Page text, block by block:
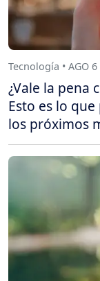
Tecnología • AGO
¿Vale la pena
Esto es lo
los próximos